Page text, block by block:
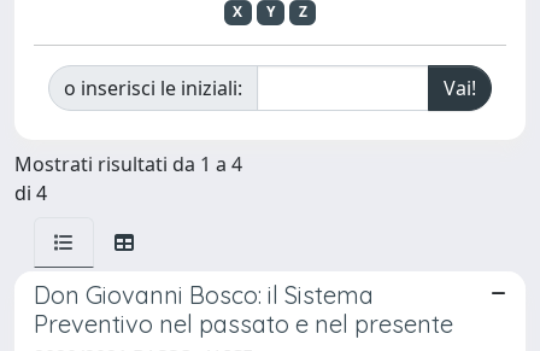
X
Y Z
o inserisci le iniziali:
Mostrati risultati da 1 a 4
di 4
Don Giovanni Bosco: il Sistema
Preventivo nel passato e nel presente